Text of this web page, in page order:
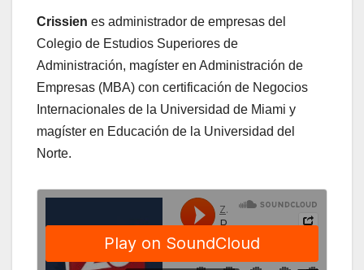
Crissien es administrador de empresas del
Colegio de Estudios Superiores de
Administración, magíster en Administración de
Empresas (MBA) con certificación de Negocios
Internacionales de la Universidad de Miami y
magíster en Educación de la Universidad del
Norte.